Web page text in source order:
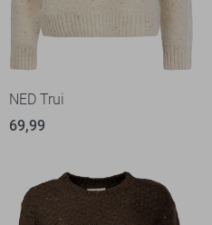
NED Trui
69,99